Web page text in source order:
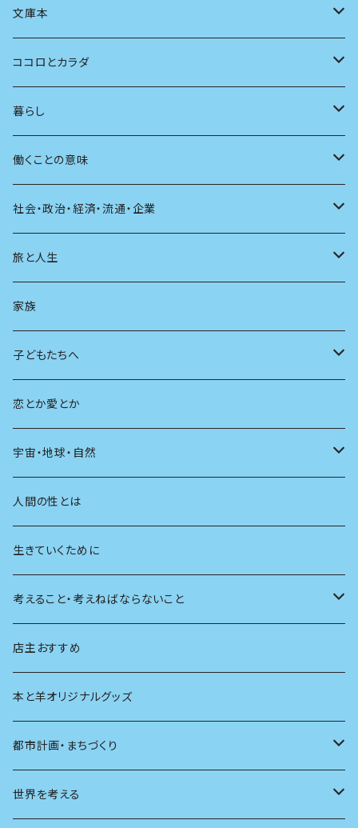
言語
批評
アンソロジー
自伝・伝記
写真
その他
インテリア
ファッション
建築
スポーツ
AIと社会
広告
マンガ
テレビ
ラジオ
マガジン
その他
アニメ
日本の芸能
本の本
読書
小さいお子さん向け
自分で読めるようになったら
大人も楽しい絵本
海外絵本
童話
その他
文庫本
男性作家
女性作家
その他
ココロとカラダ
フェミニズム
カウンセリング
人間関係
健康
暮らし
料理
育児
日常生活
学ぶ楽しみ
働くことの意味
仕事のヒント
社会・政治・経済・流通・企業
過去
現在
未来
旅と人生
旅
人生
家族
子どもたちへ
教育
友達
学校
恋とか愛とか
宇宙・地球・自然
動物
植物
天体
生物
人間の性とは
生きていくために
考えること・考えねばならないこと
創元社 シリーズ「あいだで考える」
店主おすすめ
本と羊オリジナルグッズ
都市計画・まちづくり
都市
世界を考える